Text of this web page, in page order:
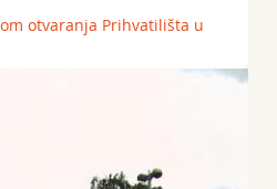
otvaranja Prihvatilišta u